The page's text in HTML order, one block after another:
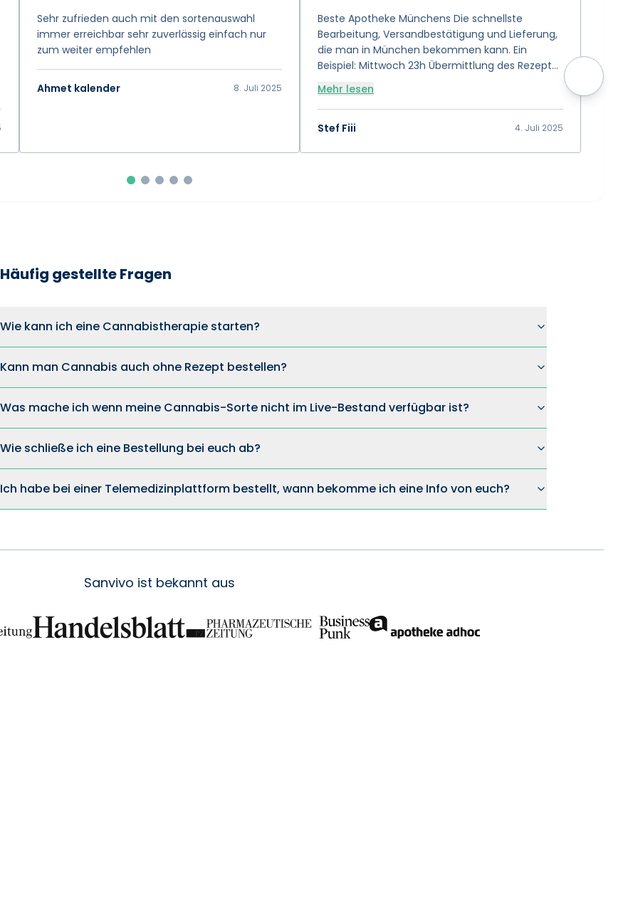
Sehr zufrieden auch mit den sortenauswahl
immer erreichbar sehr zuverlässig einfach nur
zum weiter empfehlen
Ahmet kalender 8. Juli 2025
Beste Apotheke Münchens Die schnellste
Bearbeitung, Versandbestätigung und Lieferung,
die man in München bekommen kann. Ein
Beispiel: Mittwoch 23h Übermittlung des Rezepts
> Donnerstag 8h Email Bezahl-Link erhalten und
direkt bezahlt > Versandbestätigung Donnerstag,
selber Tag, 11h > Lieferung Freitag 11h mit der
Postbotin 😊 🌟 🌟 🌟 🌟 🌟 🌟 🌟 🌟 🌟 🌟 10 von
Mehr lesen
Stef Fiii 4. Juli 2025
Danke
Mehr
Häufig gestellte Fragen
Wie kann ich eine Cannabistherapie starten?
Kann man Cannabis auch ohne Rezept bestellen?
Was mache ich wenn meine Cannabis-Sorte nicht im Live-Bestand verfügbar ist?
Wie schließe ich eine Bestellung bei euch ab?
Ich habe bei einer Telemedizinplattform bestellt, wann bekomme ich eine Info von euch?
Sanvivo ist bekannt aus